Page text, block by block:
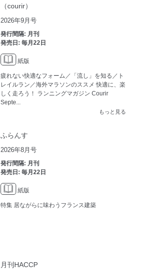
（courir）
2026年9月号
発行間隔: 月刊
発売日: 毎月22日
紙版
疲れない快適なフォーム／「流し」を知る／ト
レイルラン／海外マラソンのススメ 快適に、楽
しく走ろう！ ランニングマガジン Courir
Septe...
もっと見る
ふらんす
2026年8月号
発行間隔: 月刊
発売日: 毎月22日
紙版
特集 居ながらに味わうフランス建築
月刊HACCP